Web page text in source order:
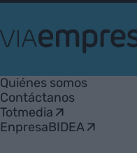
Empresa
Quiénes somos
Contáctanos
Totmedia
EnpresaBIDEA